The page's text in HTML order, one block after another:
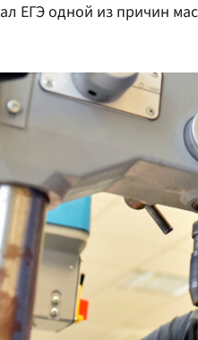
ЕГЭ одной из причин